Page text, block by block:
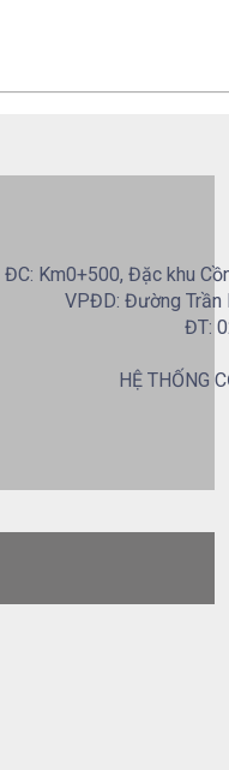
ĐC: Km0+500, Đặc khu
VPĐD: Đường Trần
ĐT:
HỆ THỐNG